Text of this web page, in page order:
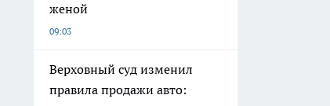
женой
09:03
Верховный суд изменил
правила продажи авто: